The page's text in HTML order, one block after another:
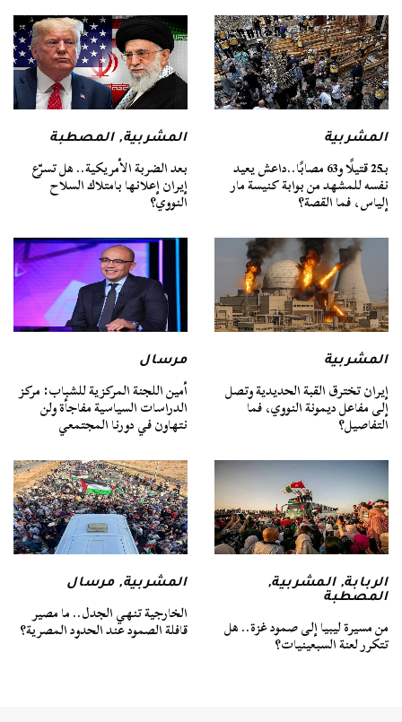
المشربية
بـ25 قتيلًا و63 مصابًا..داعش يعيد
نفسه للمشهد من بوابة كنيسة مار
إلياس، فما القصة؟
المشربية,المصطبة
بعد الضربة الأمريكية.. هل تسرّع
إيران إعلانها بامتلاك السلاح
النووي؟
المشربية
إيران تخترق القبة الحديدية وتصل
إلى مفاعل ديمونة النووي، فما
التفاصيل؟
مرسال
أمين اللجنة المركزية للشباب: مركز
الدراسات السياسية مفاجأة ولن
نتهاون في دورنا المجتمعي
الربابة,المشربية,
المصطبة
من مسيرة ليبيا إلى صمود غزة.. هل
تتكرر لعنة السبعينيات؟
المشربية,مرسال
الخارجية تنهي الجدل.. ما مصير
قافلة الصمود عند الحدود المصرية؟